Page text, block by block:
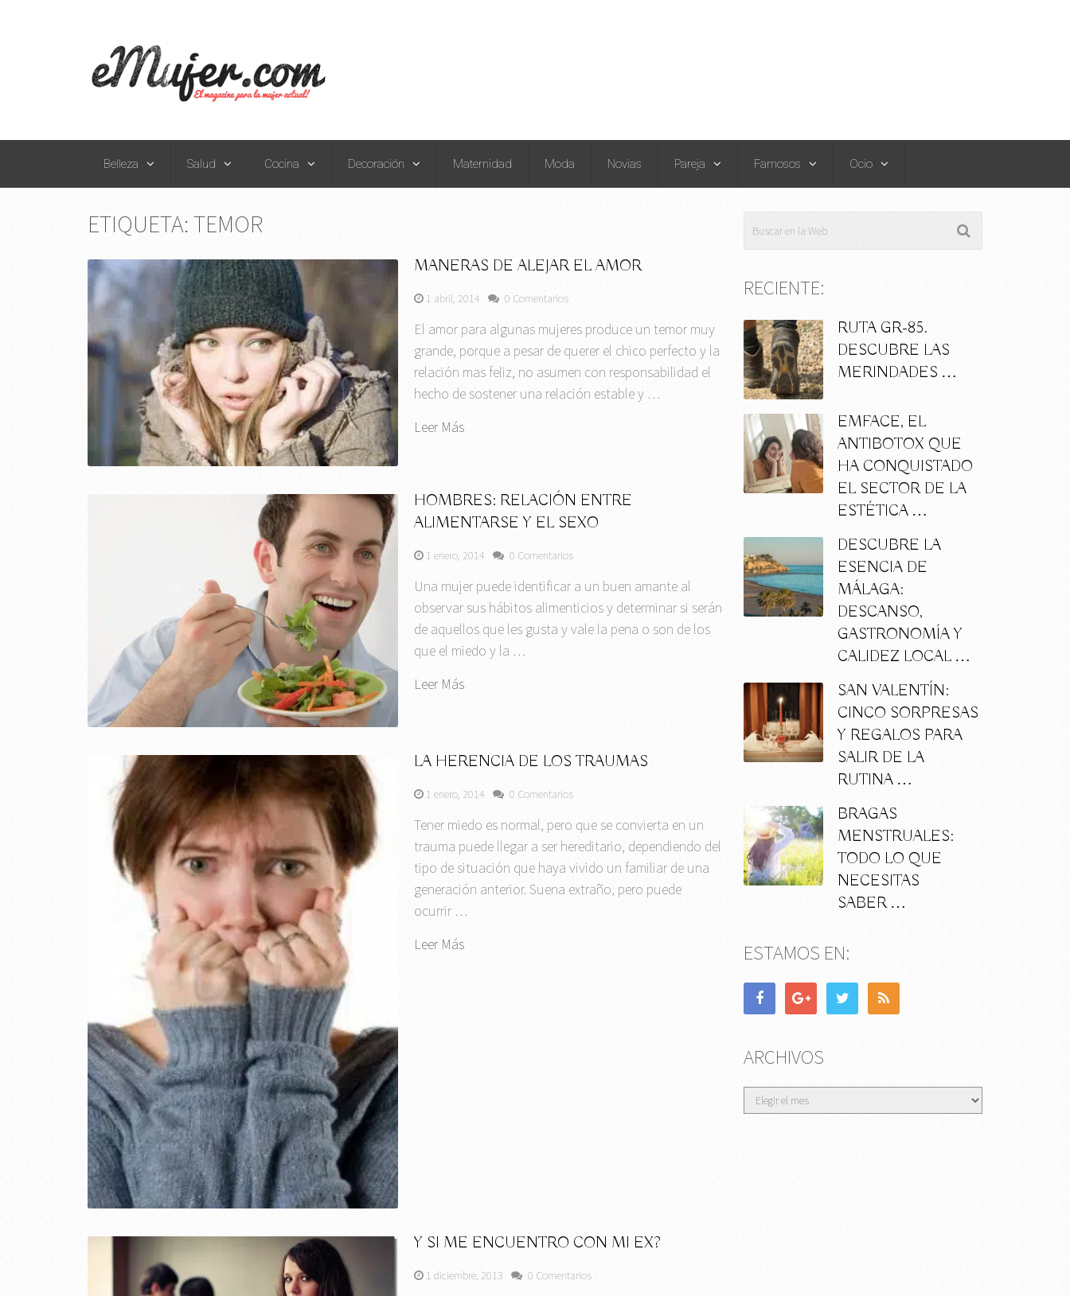
Belleza Salud Cocina Decoración Maternidad Moda Novias Pareja Famosos Ocio
ETIQUETA: TEMOR
MANERAS DE ALEJAR EL AMOR
1 abril, 2014 0 Comentarios
El amor para algunas mujeres produce un temor muy
grande, porque a pesar de querer el chico perfecto y la
relación mas feliz, no asumen con responsabilidad el
hecho de sostener una relación estable y …
Leer Más
HOMBRES: RELACIÓN ENTRE
ALIMENTARSE Y EL SEXO
1 enero, 2014 0 Comentarios
Una mujer puede identificar a un buen amante al
observar sus hábitos alimenticios y determinar si serán
de aquellos que les gusta y vale la pena o son de los
que el miedo y la …
Leer Más
LA HERENCIA DE LOS TRAUMAS
1 enero, 2014 0 Comentarios
Tener miedo es normal, pero que se convierta en un
trauma puede llegar a ser hereditario, dependiendo del
tipo de situación que haya vivido un familiar de una
generación anterior. Suena extraño, pero puede
ocurrir …
Leer Más
Y SI ME ENCUENTRO CON MI EX?
1 diciembre, 2013 0 Comentarios
RECIENTE:
RUTA GR-85.
DESCUBRE LAS
MERINDADES …
EMFACE, EL
ANTIBOTOX QUE
HA CONQUISTADO
EL SECTOR DE LA
ESTÉTICA …
DESCUBRE LA
ESENCIA DE
MÁLAGA:
DESCANSO,
GASTRONOMÍA Y
CALIDEZ LOCAL …
SAN VALENTÍN:
CINCO SORPRESAS
Y REGALOS PARA
SALIR DE LA
RUTINA …
BRAGAS
MENSTRUALES:
TODO LO QUE
NECESITAS
SABER …
ESTAMOS EN:
ARCHIVOS
Archivos